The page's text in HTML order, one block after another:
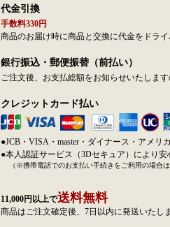
代金引換
手数料330円
商品のお届け時に商品と交換に代金をドライ
銀行振込・郵便振替（前払い）
ご注文後、お支払総額をお知らせいたしま
クレジットカード払い
●JCB・VISA・master・ダイナース・アメリ
●本人認証サービス（3Dセキュア）により
（※携帯電話でのお支払い手続きをご利用の場合は
11,000円以上で送料無料
商品はご注文確定後、7日以内に発送いたし